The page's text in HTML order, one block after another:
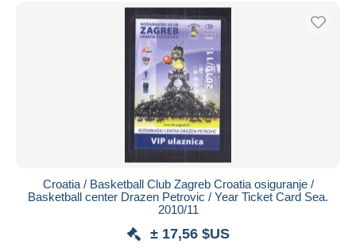
Croatia / Basketball Club Zagreb Croatia osiguranje /
Basketball center Drazen Petrovic / Year Ticket Card Sea.
2010/11
± 17,56 $US